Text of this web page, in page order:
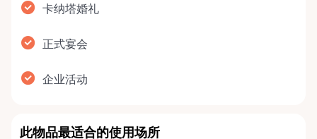
卡纳塔婚礼
正式宴会
企业活动
此物品最适合的使用场所